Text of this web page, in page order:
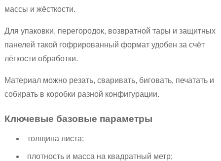
массы и жёсткости.
Для упаковки, перегородок, возвратной тары и защитных
панелей такой гофрированный формат удобен за счёт
лёгкости обработки.
Материал можно резать, сваривать, биговать, печатать и
собирать в коробки разной конфигурации.
Ключевые базовые параметры
толщина листа;
плотность и масса на квадратный метр;